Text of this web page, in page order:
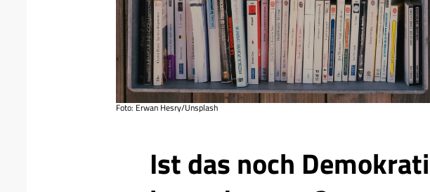
Ist das noch
Foto: Erwan Hesry/Unsplash